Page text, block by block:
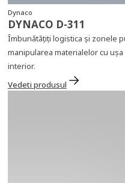
Dynaco
DYNACO D-311
Îmbunătățiți logistica și zonele
manipularea materialelor cu
interior.
Vedeti produsul